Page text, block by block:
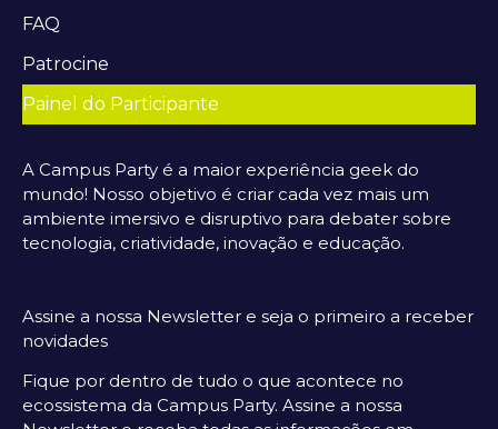
FAQ
Patrocine
Painel do Participante
A Campus Party é a maior experiência geek do
mundo! Nosso objetivo é criar cada vez mais um
ambiente imersivo e disruptivo para debater sobre
tecnologia, criatividade, inovação e educação.
Assine a nossa Newsletter e seja o primeiro a receber
novidades
Fique por dentro de tudo o que acontece no
ecossistema da Campus Party. Assine a nossa